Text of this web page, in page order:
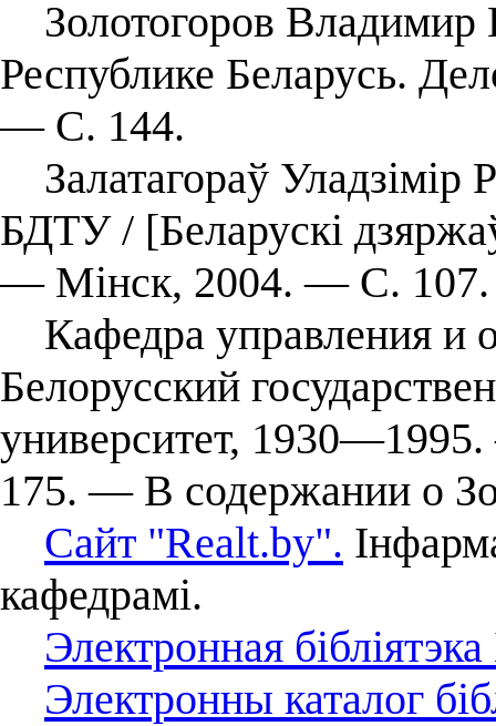
Золотогоров Владимир
Республике Беларусь.
— С. 144.
Залатагораў Уладзімір
БДТУ / [Беларускі
— Мінск, 2004. — С. 107.
Кафедра управления и
Белорусский
университет,
175. — В содержании о
Сайт "Realt.by".
кафедрамі.
Электронная
Электронны каталог